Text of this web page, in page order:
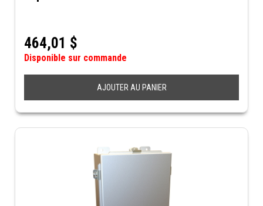
464,01 $
Disponible sur commande
AJOUTER AU PANIER